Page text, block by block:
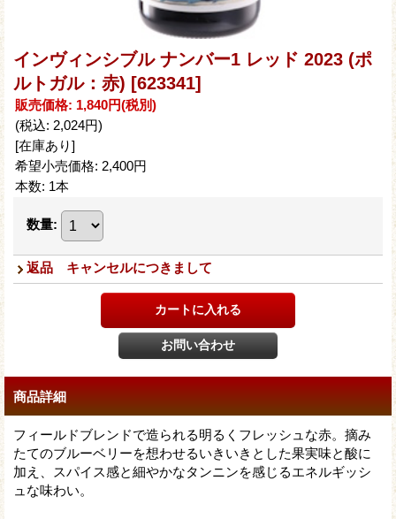
インヴィンシブル ナンバー1 レッド 2023 (ポ
ルトガル：赤) [623341]
販売価格: 1,840円(税別)
(税込: 2,024円)
[在庫あり]
希望小売価格: 2,400円
本数: 1本
数量:
返品 キャンセルにつきまして
商品詳細
フィールドブレンドで造られる明るくフレッシュな赤。摘み
たてのブルーベリーを想わせるいきいきとした果実味と酸に
加え、スパイス感と細やかなタンニンを感じるエネルギッシ
ュな味わい。